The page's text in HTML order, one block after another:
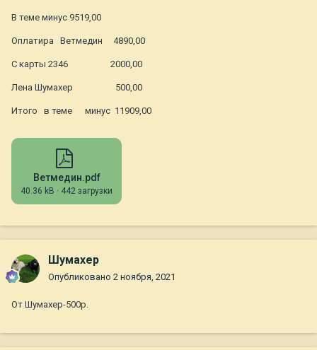
В теме минус 9519,00
Оплатира Ветмедин 4890,00
С карты 2346 2000,00
Лена Шумахер 500,00
Итого в теме минус 11909,00
Ветмедин.pdf
40.36 kB · 442 загрузки
Шумахер
Опубликовано 2 ноября, 2021
От Шумахер-500р.